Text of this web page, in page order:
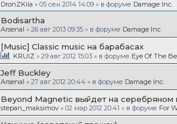
DronZKila » 05 сен 2014 14:09 » в форуме Damage Inc.
Bodisartha
Arsenal » 26 авг 2013 09:35 » в форуме Damage Inc.
[Music] Classic music на барабасах
KRUIZ » 29 авг 2012 15:03 » в форуме Eye Of The
Jeff Buckley
Arsenal » 27 авг 2012 20:44 » в форуме Damage Inc.
Beyond Magnetic выйдет на серебряном
stepan_maksimov » 02 мар 2012 20:41 » в форуме For